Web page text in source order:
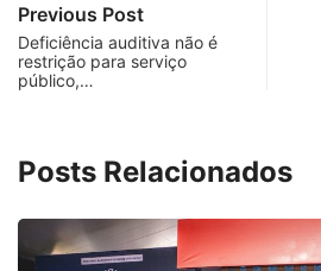
Previous Post
Deficiência auditiva não é
restrição para serviço
público,…
Posts Relacionados